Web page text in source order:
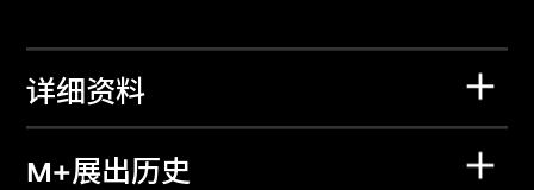
详细资料
M+展出历史